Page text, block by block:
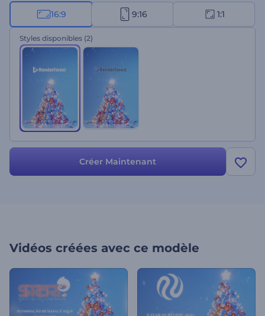
particulier partageant ses vœux chaleureux pour les fêtes, ce
modèle est le moyen idéal de faire passer votre message avec
charme et ravissement. Téléchargez votre logo, tapez vos vœux
chaleureux, ajoutez une musique festive et ravissez votre public
l'enchantement de la saison !
16:9 9:16 1:1
Styles disponibles (2)
Créer Maintenant
Vidéos créées avec ce modèle